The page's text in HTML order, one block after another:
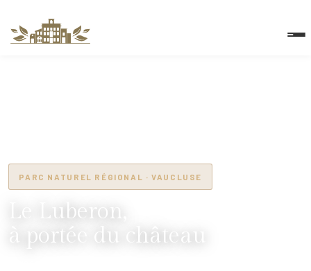
PARC NATUREL RÉGIONAL · VAUCLUSE
Le Luberon,
à portée du château